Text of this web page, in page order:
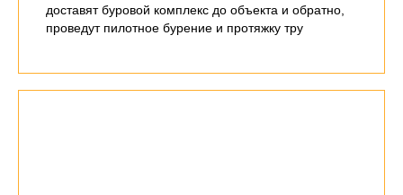
доставят буровой комплекс до объекта и обратно,
проведут пилотное бурение и протяжку тру